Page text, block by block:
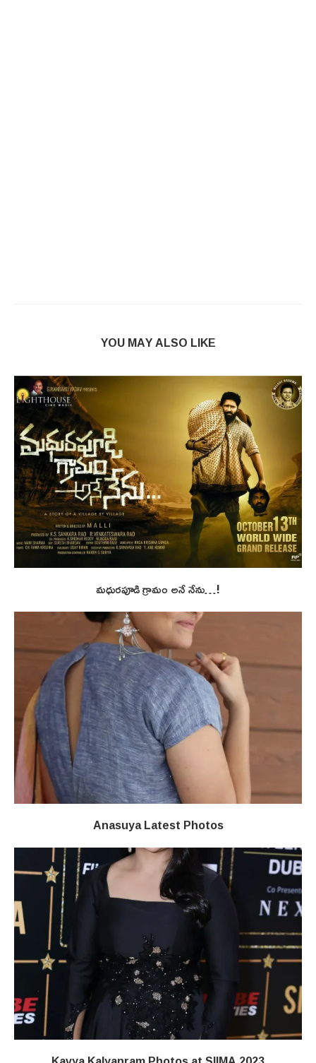
YOU MAY ALSO LIKE
మధురపూడి గ్రామం అనే నేను…!
Anasuya Latest Photos